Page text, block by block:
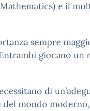
e il
sempre
giocano un
di
del mondo